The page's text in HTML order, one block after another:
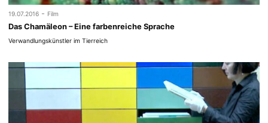
19.07.2016 - Film
Das Chamäleon – Eine farbenreiche Sprache
Verwandlungskünstler im Tierreich